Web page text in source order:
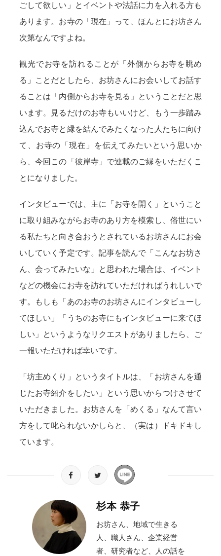
ごして欲しい」とイベントや法話に力を入れる方も
あります。お寺の「現在」って、ほんとにお坊さん
次第なんですよね。
観光でお寺を訪れることが「外側からお寺を眺め
る」ことだとしたら、お坊さんにお会いしてお話す
ることは「内側からお寺を見る」ということだと思
います。見るだけのお寺もいいけど、もう一歩踏み
込んでお寺と縁を結んでみたくなった人たちに向け
て、お寺の「現在」を伝えてみたいという思いか
ら、今回この「彼岸寺」で連載のご縁をいただくこ
とになりました。
インタビューでは、主に「お寺を開く」ということ
に取り組みながらお寺のあり方を模索し、俗世にい
る私たちと向き合おうとされているお坊さんにお会
いしていく予定です。記事を読んで「こんなお坊さ
ん、会ってみたいな」と思われた場合は、イベント
などの機会にお寺を訪れていただければうれしいで
す。もしも「あのお寺のお坊さんにインタビューし
てほしい」「うちのお寺にもインタビューに来てほ
しい」というようなリクエストがありましたら、ご
一報いただければ幸いです。
「坊主めくり」というタイトルは、「お坊さんを通
じたお寺紹介をしたい」という思いからつけさせて
いただきました。お坊さんを「めくる」なんて言い
方をして叱られないかしらと、（実は）ドキドキし
ています。
杉本 恭子
お坊さん、地域で生きる
人、職人さん、企業経営
者、研究者など、人の話を